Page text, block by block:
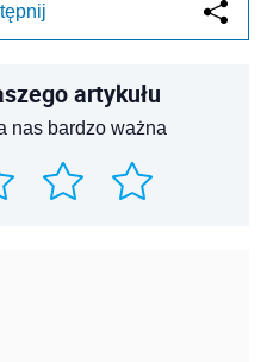
artykułu
nas bardzo ważna